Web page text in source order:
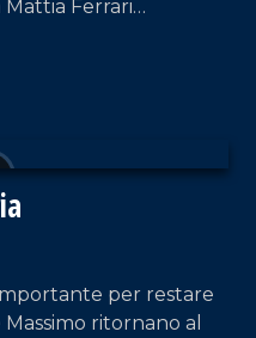
Mattia Ferrari
la content
per restare
ritornano al